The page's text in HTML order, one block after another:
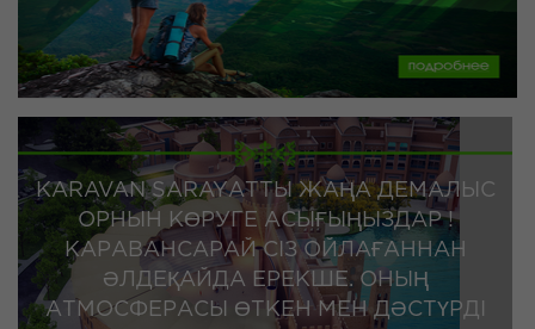
KARAVAN SARAYАТТЫ ЖАҢА ДЕМАЛЫС
ОРНЫН КӨРУГЕ АСЫҒЫҢЫЗДАР !
КАРАВАНСАРАЙ СІЗ ОЙЛАҒАННАН
ӘЛДЕҚАЙДА ЕРЕКШЕ. ОНЫҢ
АТМОСФЕРАСЫ ӨТКЕН МЕН ДӘСТҮРДІ